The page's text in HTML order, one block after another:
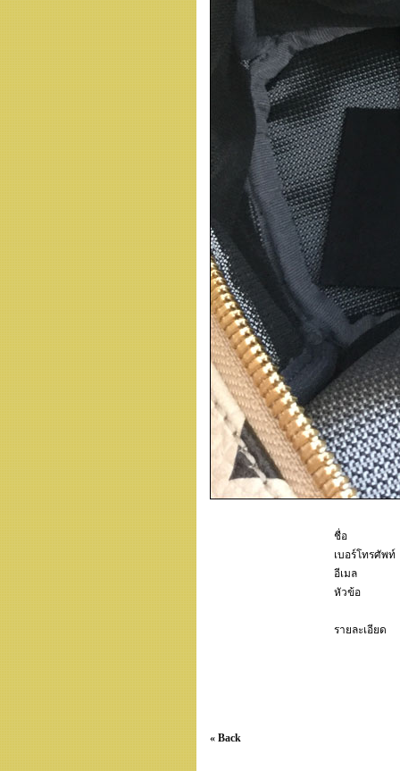
ชื่อ
เบอร์โทรศัพท์
อีเมล
หัวข้อ
รายละเอียด
« Back